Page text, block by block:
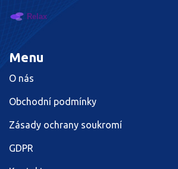
Menu
O nás
Obchodní podmínky
Zásady ochrany soukromí
GDPR